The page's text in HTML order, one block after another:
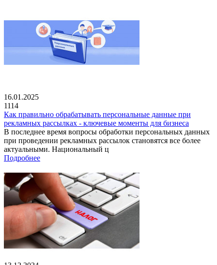
16.01.2025
1114
Как правильно обрабатывать персональные данные при
рекламных рассылках - ключевые моменты для бизнеса
В последнее время вопросы обработки персональных данных
при проведении рекламных рассылок становятся все более
актуальными. Национальный ц
Подробнее